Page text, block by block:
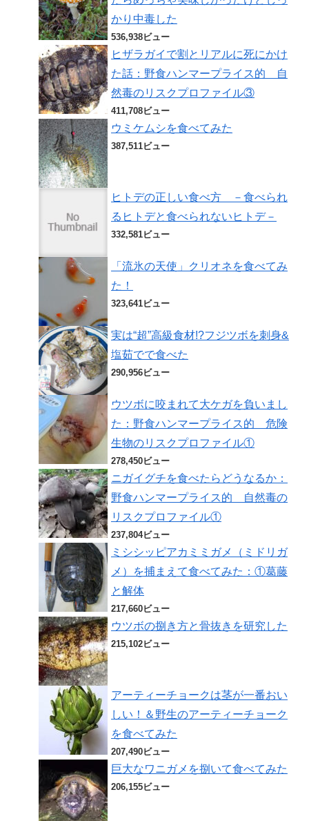
かり中毒した
536,938ビュー
ヒザラガイで割とリアルに死にかけ
た話：野食ハンマープライス的 自
然毒のリスクプロファイル③
411,708ビュー
ウミケムシを食べてみた
387,511ビュー
ヒトデの正しい食べ方 －食べられ
るヒトデと食べられないヒトデ－
332,581ビュー
「流氷の天使」クリオネを食べてみ
た！
323,641ビュー
実は“超”高級食材!?フジツボを刺身&
塩茹でで食べた
290,956ビュー
ウツボに咬まれて大ケガを負いまし
た：野食ハンマープライス的 危険
生物のリスクプロファイル①
278,450ビュー
ニガイグチを食べたらどうなるか：
野食ハンマープライス的 自然毒の
リスクプロファイル①
237,804ビュー
ミシシッピアカミミガメ（ミドリガ
メ）を捕まえて食べてみた：①葛藤
と解体
217,660ビュー
ウツボの捌き方と骨抜きを研究した
215,102ビュー
アーティーチョークは茎が一番おい
しい！＆野生のアーティーチョーク
を食べてみた
207,490ビュー
巨大なワニガメを捌いて食べてみた
206,155ビュー